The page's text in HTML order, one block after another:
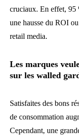
cruciaux. En effet, 95
une hausse du ROI
retail media.
Les marques
sur les walled
Satisfaites des bons
de consommation
Cependant, une